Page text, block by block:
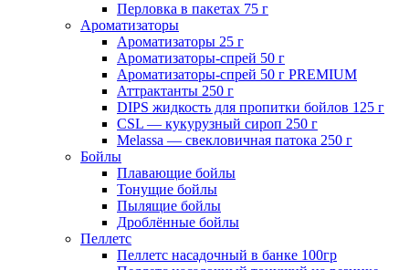
Перловка в пакетах 75 г
Ароматизаторы
Ароматизаторы 25 г
Ароматизаторы-спрей 50 г
Ароматизаторы-спрей 50 г PREMIUM
Аттрактанты 250 г
DIPS жидкость для пропитки бойлов 125 г
CSL — кукурузный сироп 250 г
Melassa — свекловичная патока 250 г
Бойлы
Плавающие бойлы
Тонущие бойлы
Пылящие бойлы
Дроблённые бойлы
Пеллетс
Пеллетс насадочный в банке 100гр